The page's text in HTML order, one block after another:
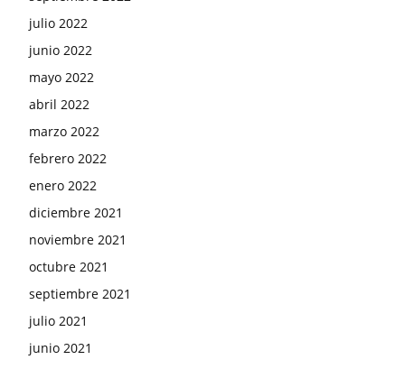
julio 2022
junio 2022
mayo 2022
abril 2022
marzo 2022
febrero 2022
enero 2022
diciembre 2021
noviembre 2021
octubre 2021
septiembre 2021
julio 2021
junio 2021